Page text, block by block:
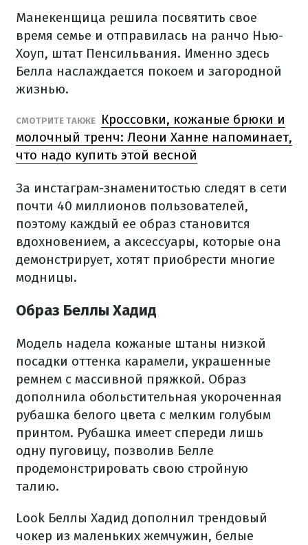
Манекенщица решила посвятить свое
время семье и отправилась на ранчо Нью-
Хоуп, штат Пенсильвания. Именно здесь
Белла наслаждается покоем и загородной
жизнью.
СМОТРИТЕ ТАКЖЕ
Кроссовки, кожаные брюки и
молочный тренч: Леони Ханне напоминает,
что надо купить этой весной
За инстаграм-знаменитостью следят в сети
почти 40 миллионов пользователей,
поэтому каждый ее образ становится
вдохновением, а аксессуары, которые она
демонстрирует, хотят приобрести многие
модницы.
Образ Беллы Хадид
Модель надела кожаные штаны низкой
посадки оттенка карамели, украшенные
ремнем с массивной пряжкой. Образ
дополнила обольстительная укороченная
рубашка белого цвета с мелким голубым
принтом. Рубашка имеет спереди лишь
одну пуговицу, позволив Белле
продемонстрировать свою стройную
талию.
Look Беллы Хадид дополнил трендовый
чокер из маленьких жемчужин, белые